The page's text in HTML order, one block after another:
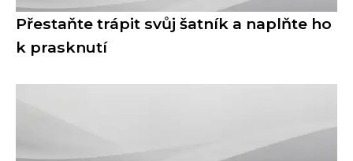
Přestaňte trápit svůj šatník a naplňte ho
k prasknutí